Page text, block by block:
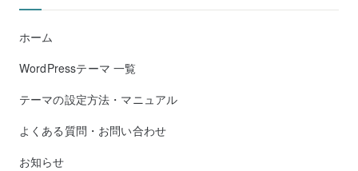
ホーム
WordPressテーマ 一覧
テーマの設定方法・マニュアル
よくある質問・お問い合わせ
お知らせ